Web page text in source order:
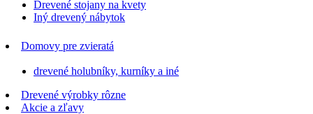
Drevené stojany na kvety
Iný drevený nábytok
Domovy pre zvieratá
drevené holubníky, kurníky a iné
Drevené výrobky rôzne
Akcie a zľavy